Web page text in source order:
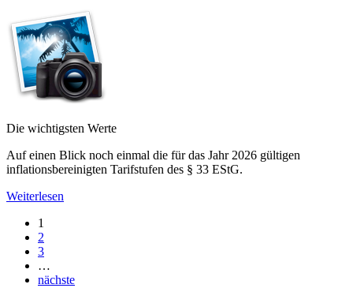
Die wichtigsten Werte
Auf einen Blick noch einmal die für das Jahr 2026 gültigen
inflationsbereinigten Tarifstufen des § 33 EStG.
Weiterlesen
1
2
3
…
nächste